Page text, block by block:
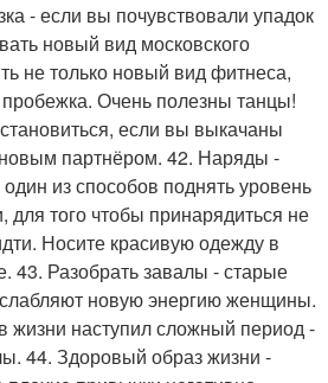
- если вы почувствовали упадок
новый вид московского
не только новый вид фитнеса,
Очень полезны танцы!
если вы выкачаны
партнёром. 42. Наряды -
из способов поднять уровень
для того чтобы принарядиться не
Носите красивую одежду в
43. Разобрать завалы - старые
новую энергию женщины.
жизни наступил сложный период -
44. Здоровый образ жизни -